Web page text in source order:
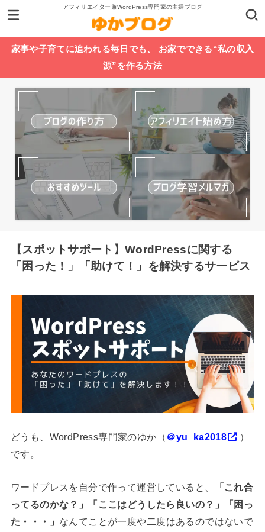
アフィリエイター兼WordPress専門家の主婦ブログ
家事や子育てに追われる毎日でも、 お家でできる“私の収入
源”を作る方法
【スポットサポート】WordPressに関する
「困った！」「助けて！」を解決するサービス
どうも、WordPress専門家のゆか（ ＠yu_ka2018
）
です。
ワードプレスを自分で作って運営していると、
「これ合
ってるのかな？」「ここはどうしたら良いの？」「困っ
た・・・」 なんてことが一度や二度はあるのではないで